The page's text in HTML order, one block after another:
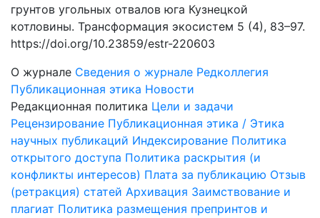
грунтов угольных отвалов юга Кузнецкой
котловины. Трансформация экосистем 5 (4), 83–97.
https://doi.org/10.23859/estr-220603
О журнале Сведения о журнале Редколлегия
Публикационная этика Новости
Редакционная политика Цели и задачи
Рецензирование Публикационная этика / Этика
научных публикаций Индексирование Политика
открытого доступа Политика раскрытия (и
конфликты интересов) Плата за публикацию Отзыв
(ретракция) статей Архивация Заимствование и
плагиат Политика размещения препринтов и